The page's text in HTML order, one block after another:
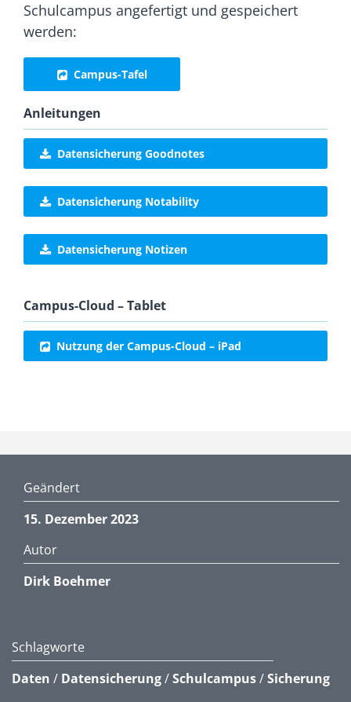
Schulcampus angefertigt und gespeichert
werden:
Campus-Tafel
Anleitungen
Datensicherung Goodnotes
Datensicherung Notability
Datensicherung Notizen
Campus-Cloud – Tablet
Nutzung der Campus-Cloud – iPad
Geändert
15. Dezember 2023
Autor
Dirk Boehmer
Schlagworte
Daten / Datensicherung/Schulcampus/Sicherung